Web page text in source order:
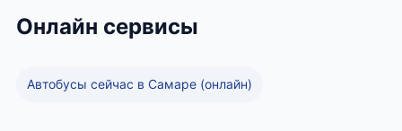
Онлайн сервисы
Автобусы сейчас в Самаре (онлайн)